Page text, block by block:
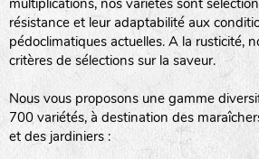
multiplications, nos variétés sont
résistance et leur adaptabilité aux
pédoclimatiques actuelles. A la rusticité,
critères de sélections sur la saveur.
Nous vous proposons une gamme
700 variétés, à destination des
et des jardiniers :
zone sauvage